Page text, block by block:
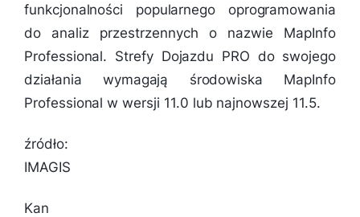
funkcjonalności popularnego oprogramowania
do analiz przestrzennych o nazwie MapInfo
Professional. Strefy Dojazdu PRO do swojego
działania wymagają środowiska MapInfo
Professional w wersji 11.0 lub najnowszej 11.5.
źródło:
IMAGIS
Kan